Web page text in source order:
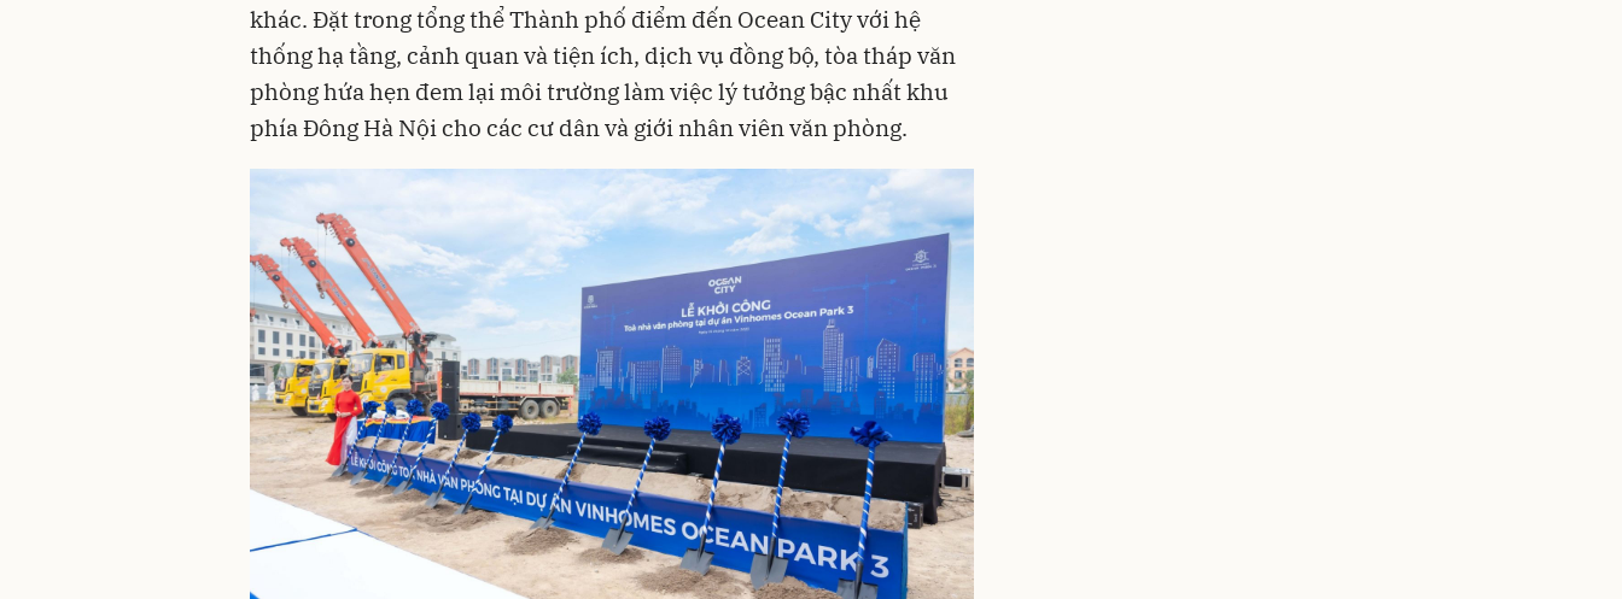
khác. Đặt trong tổng thể Thành phố điểm đến Ocean Cityvới hệ
thống hạ tầng, cảnh quan và tiện ích, dịch vụ đồng bộ, tòa tháp văn
phòng hứa hẹn đem lại môi trường làm việc lý tưởng bậc nhất khu
phía Đông Hà Nội cho các cư dân và giới nhân viên văn phòng.